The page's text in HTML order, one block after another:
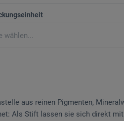
aus reinen Pigmenten,
Als Stift lassen sie sich direkt